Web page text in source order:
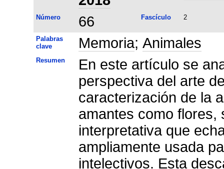
Número 66 Fascículo 2
Palabras
clave
Memoria; Animales
Resumen
En este artículo se
perspectiva del arte
caracterización de la
amantes como flores,
interpretativa que
ampliamente usada
intelectivos. Esta